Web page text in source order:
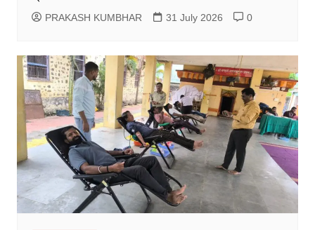
PRAKASH KUMBHAR 31 July 2026 0